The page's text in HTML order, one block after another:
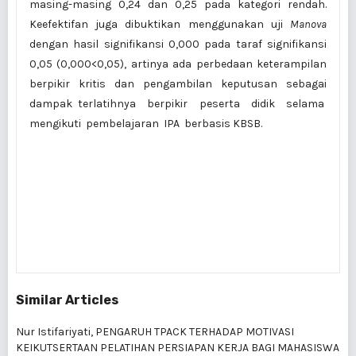
masing-masing 0,24 dan 0,25 pada kategori rendah.
Keefektifan juga dibuktikan menggunakan uji Manova
dengan hasil signifikansi 0,000 pada taraf signifikansi
0,05 (0,000<0,05), artinya ada perbedaan keterampilan
berpikir kritis dan pengambilan keputusan sebagai
dampak terlatihnya berpikir peserta didik selama
mengikuti pembelajaran IPA berbasis KBSB.
Similar Articles
Nur Istifariyati, PENGARUH TPACK TERHADAP MOTIVASI
KEIKUTSERTAAN PELATIHAN PERSIAPAN KERJA BAGI MAHASISWA